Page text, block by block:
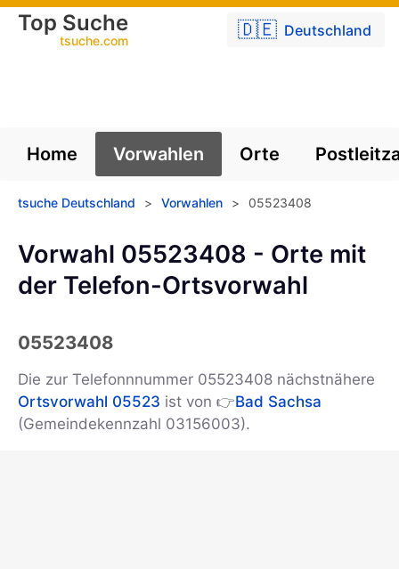
🇩🇪 Deutschland
Top Suche
tsuche.com
Home Vorwahlen Orte
tsuche Deutschland > Vorwahlen > 05523408
Vorwahl 05523408 - Orte mit
der Telefon-Ortsvorwahl
05523408
Die zur Telefonnnummer 05523408 nächstnähere
Ortsvorwahl 05523 ist von 👉Bad Sachsa
(Gemeindekennzahl 03156003).